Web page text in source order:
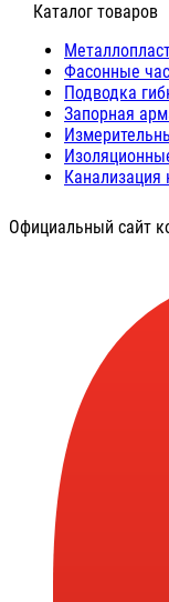
⠀Каталог товаров
Фасонные
Подводка
Запорная
Канализация
Официальный сайт